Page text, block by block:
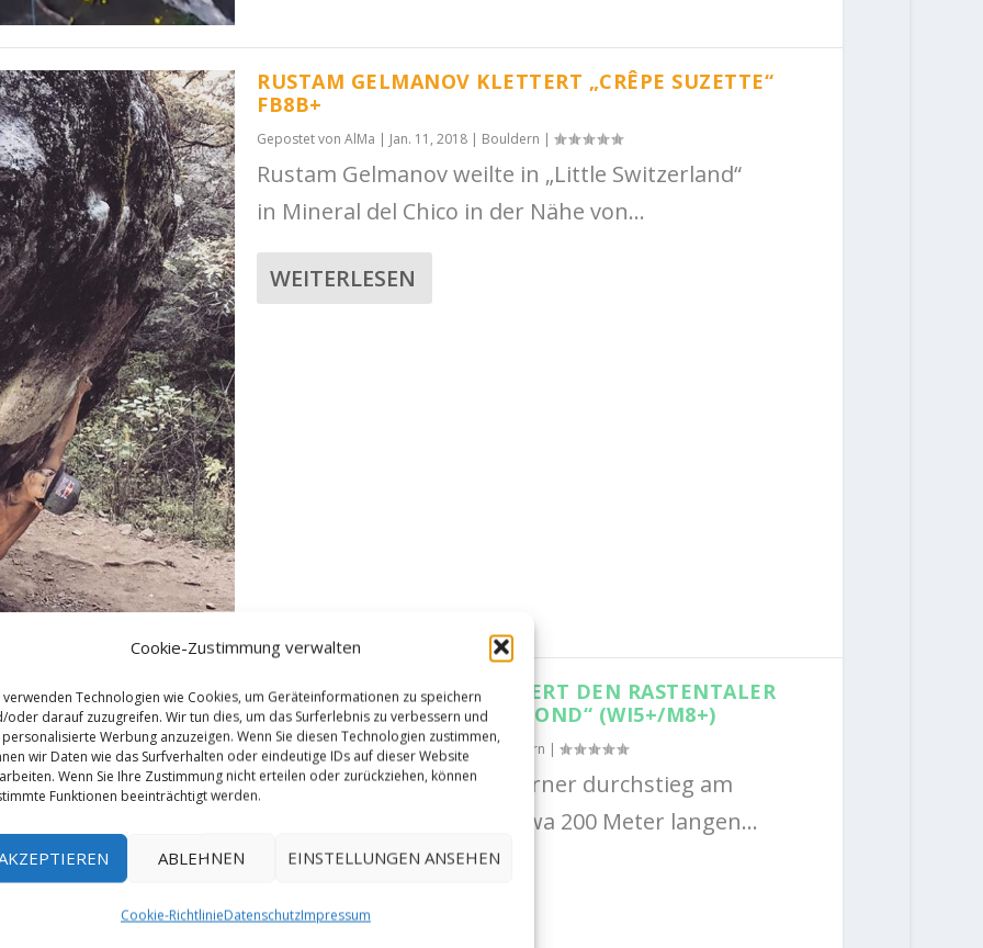
Cookie-Zustimmung verwalten
verwenden Technologien wie Cookies, um Geräteinformationen zu speichern
oder darauf zuzugreifen. Wir tun dies, um das Surferlebnis zu verbessern und
personalisierte Werbung anzuzeigen. Wenn Sie diesen Technologien zustimmen,
wir Daten wie das Surfverhalten oder eindeutige IDs auf dieser Website
Wenn Sie Ihre Zustimmung nicht erteilen oder zurückziehen, können
Funktionen beeinträchtigt werden.
ABLEHNEN EINSTELLUNGEN ANSEHEN
Cookie-RichtlinieDatenschutzImpressum
RUSTAM GELMANOV KLETTERT „CRÊPE SUZETTE“
FB8B+
Gepostet von AlMa | Jan. 11, 2018 | Bouldern |
Rustam Gelmanov weilte in „Little Switzerland“
in Mineral del Chico in der Nähe von...
WEITERLESEN
DANIEL LADURNER KLETTERT DEN RASTENTALER
WASSERFALL „CRAZY DIAMOND“ (WI5+/M8+)
Gepostet vonAlMa |Jan. 10, 2018 Eisklettern |
Der Südtiroler Daniel Ladurner durchstieg am
gestrigen 9. Januar den etwa 200 Meter langen...